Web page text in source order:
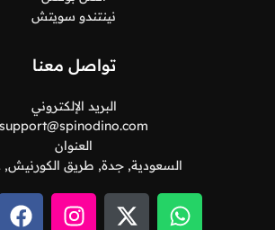
نينتندو سويتش
تواصل معنا
البريد الإلكتروني
support@spinodino.com
العنوان
السعودية, جدة, طريق الكورنيش, 21452